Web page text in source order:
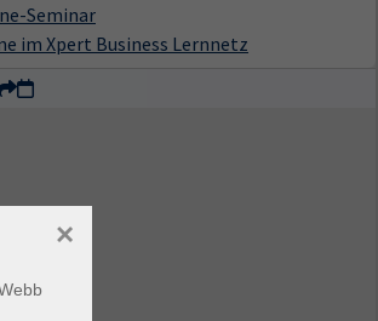
Seminar
im Xpert Business Lernnetz
×